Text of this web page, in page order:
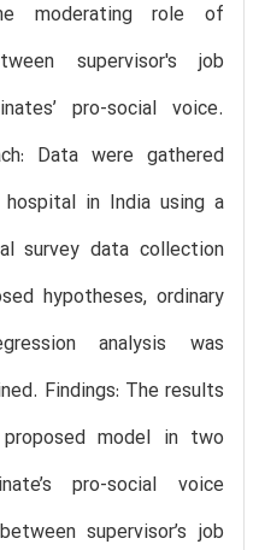
moderating role of
supervisor's job
pro-social voice.
Data were gathered
in India using a
survey data collection
hypotheses, ordinary
analysis was
Findings: The results
model in two
pro-social voice
supervisor’s job